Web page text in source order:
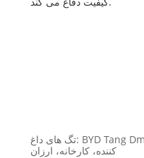
تگ های داغ: BYD Tang Dmi Honor، چین، سازنده، تامین
کننده، کارخانه، ارزان